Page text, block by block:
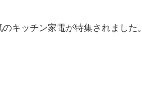
キッチン家電が特集されました。